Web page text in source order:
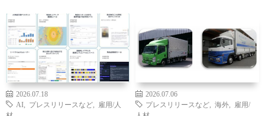
2026.07.18
AI
プレスリリースなど
雇用/人
2026.07.06
プレスリリースなど
海外
雇用/